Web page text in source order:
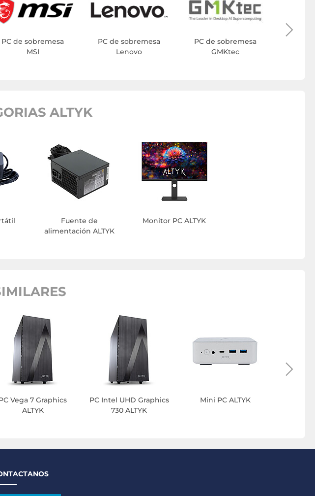
PC de sobremesa
MSI
PC de sobremesa
Lenovo
PC de sobremesa
GMKtec
ALTYK
Fuente de
alimentación ALTYK
Monitor PC ALTYK
Vega 7 Graphics
ALTYK
PC Intel UHD Graphics
730 ALTYK
Mini PC ALTYK